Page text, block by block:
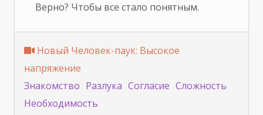
Верно? Чтобы все стало понятным.
Новый Человек-паук: Bысокое
напряжение
Знакомство Разлука Согласие Сложность
Необходимость